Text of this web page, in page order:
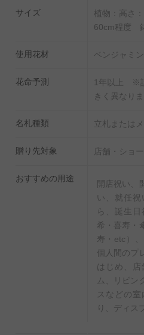
法人・個人の用途を問わぬ贈
いる訳ではございません。
◆水やりチェッカーを無料で
不安の声にお応えし、
タイミングが一目でわかる水
使い方は鉢に挿すだけ。お届
◆置くだけ簡単！肥料を無料
生産農家でも使われているIB
サイズ
植物：高さ
60cm程度
使用花材 ベンジャミ
花命予測
1年以上 ※
きく異なりま
名札種類 立札または
贈り先対象 店舗・ショ
おすすめの用途
開店祝い
い、就任
ら、誕生
希・喜寿・
寿・etc）
個人間のプ
はじめ、
ム、リビン
スなどの
り、ディス